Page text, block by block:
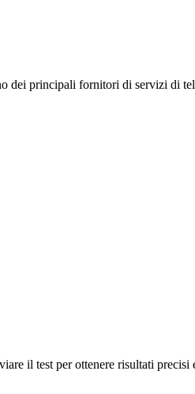
dei principali fornitori di servizi di
il test per ottenere risultati precisi